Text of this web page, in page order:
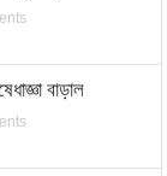
বাড়াল